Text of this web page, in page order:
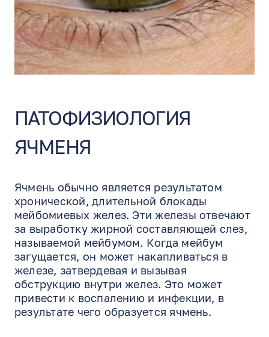
ПАТОФИЗИОЛОГИЯ
ЯЧМЕНЯ
Ячмень обычно является результатом
хронической, длительной блокады
мейбомиевых желез. Эти железы отвечают
за выработку жирной составляющей слез,
называемой мейбумом. Когда мейбум
загущается, он может накапливаться в
железе, затвердевая и вызывая
обструкцию внутри желез. Это может
привести к воспалению и инфекции, в
результате чего образуется ячмень.